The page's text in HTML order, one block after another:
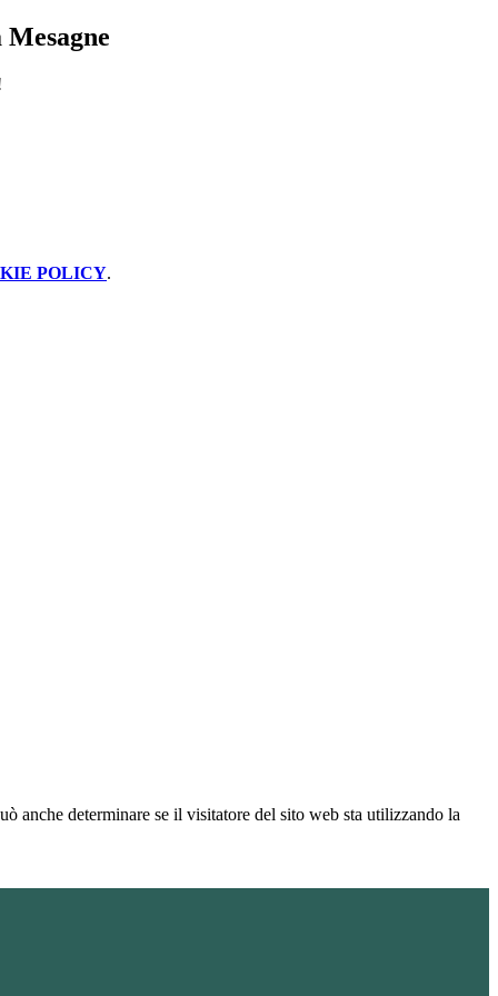
POLICY.
anche determinare se il visitatore del sito web sta utilizzando la